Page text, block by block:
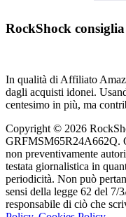
RockShock consiglia
In qualità di Affiliato
dagli acquisti idonei.
centesimo in più, ma
Copyright © 2026
GRFMSM65R24A662Q.
non preventivamente
testata giornalistica in
periodicità. Non può
sensi della legge 62 del 7/
responsabile di ciò che